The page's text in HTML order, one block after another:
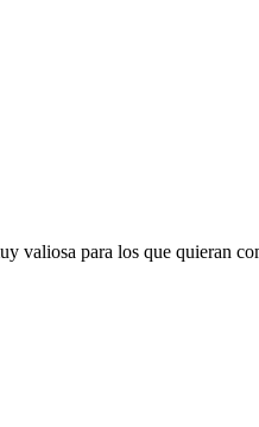
valiosa para los que quieran